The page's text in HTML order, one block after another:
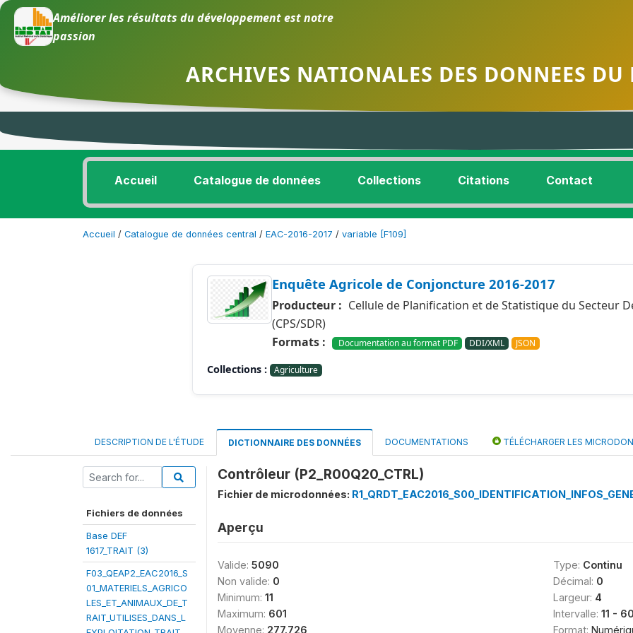
Améliorer les résultats du développement est notre
passion
ARCHIVES NATIONALES DES DONNEES
Accueil Catalogue de données Collections Citations Contact
Accueil / Catalogue de données central / EAC-2016-2017 / variable [F109]
Enquête Agricole de Conjoncture 2016-2017
Producteur : Cellule de Planification et de Statistique du Secteur
(CPS/SDR)
Formats :
Documentation au format PDF DDI/XML JSON
Collections : Agriculture
DESCRIPTION DE L'ÉTUDE DICTIONNAIRE DES DONNÉES DOCUMENTATIONS TÉLÉCHARGER LES
Fichiers de données
Base DEF
1617_TRAIT (3)
F03_QEAP2_EAC2016_S
01_MATERIELS_AGRICO
LES_ET_ANIMAUX_DE_T
RAIT_UTILISES_DANS_L
Contrôleur (P2_R00Q20_CTRL)
Fichier de microdonnées:
Aperçu
Valide: 5090
Non valide: 0
Minimum: 11
Maximum: 601
Moyenne: 277.726
Type: Continu
Décimal: 0
Largeur: 4
Intervalle: 11 -
Format: